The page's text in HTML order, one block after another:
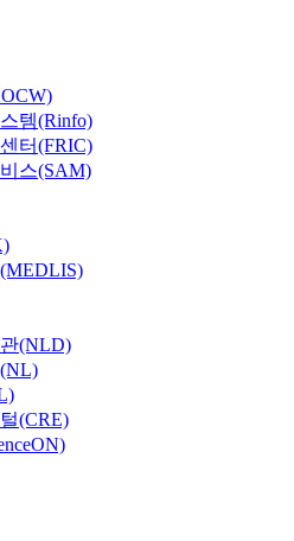
템(Rinfo)
터(FRIC)
스(SAM)
(NLD)
(CRE)